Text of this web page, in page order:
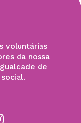
voluntárias
da nossa
de